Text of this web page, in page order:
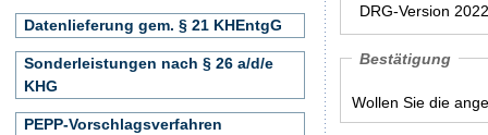
DRG-Version
Bestätigung
Wollen Sie die
Datenlieferung gem. § 21 KHEntgG
Sonderleistungen nach § 26 a/d/e
KHG
PEPP-Vorschlagsverfahren